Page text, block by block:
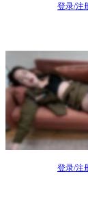
登录/注
登录/注